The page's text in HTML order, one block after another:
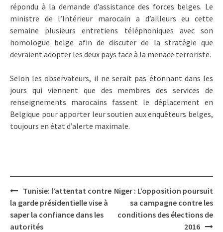
répondu à la demande d’assistance des forces belges. Le
ministre de l’Intérieur marocain a d’ailleurs eu cette
semaine plusieurs entretiens téléphoniques avec son
homologue belge afin de discuter de la stratégie que
devraient adopter les deux pays face à la menace terroriste.
Selon les observateurs, il ne serait pas étonnant dans les
jours qui viennent que des membres des services de
renseignements marocains fassent le déplacement en
Belgique pour apporter leur soutien aux enquêteurs belges,
toujours en état d’alerte maximale.
Post
navigation
Tunisie: l’attentat contre
la garde présidentielle vise à
saper la confiance dans les
autorités
Niger : L’opposition poursuit
sa campagne contre les
conditions des élections de
2016